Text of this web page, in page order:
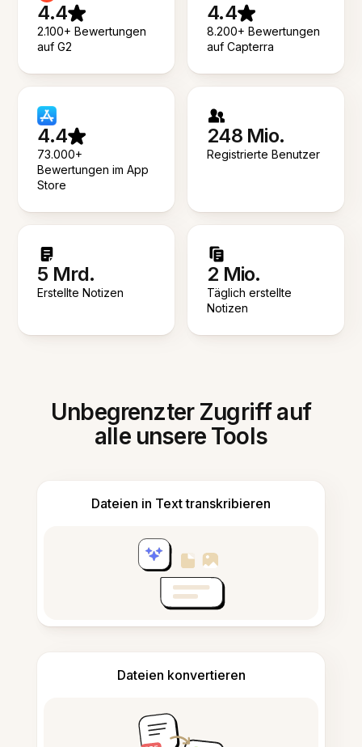
4.4
2.100+ Bewertungen
auf G2
4.4
8.200+ Bewertungen
auf Capterra
4.4
73.000+
Bewertungen im App
Store
248 Mio.
Registrierte Benutzer
5 Mrd.
Erstellte Notizen
2 Mio.
Täglich erstellte
Notizen
Unbegrenzter Zugriff auf
alle unsere Tools
Dateien in Text transkribieren
Dateien konvertieren